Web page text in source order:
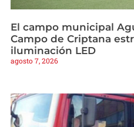
El campo municipal
Campo de Criptana
iluminación LED
agosto 7, 2026